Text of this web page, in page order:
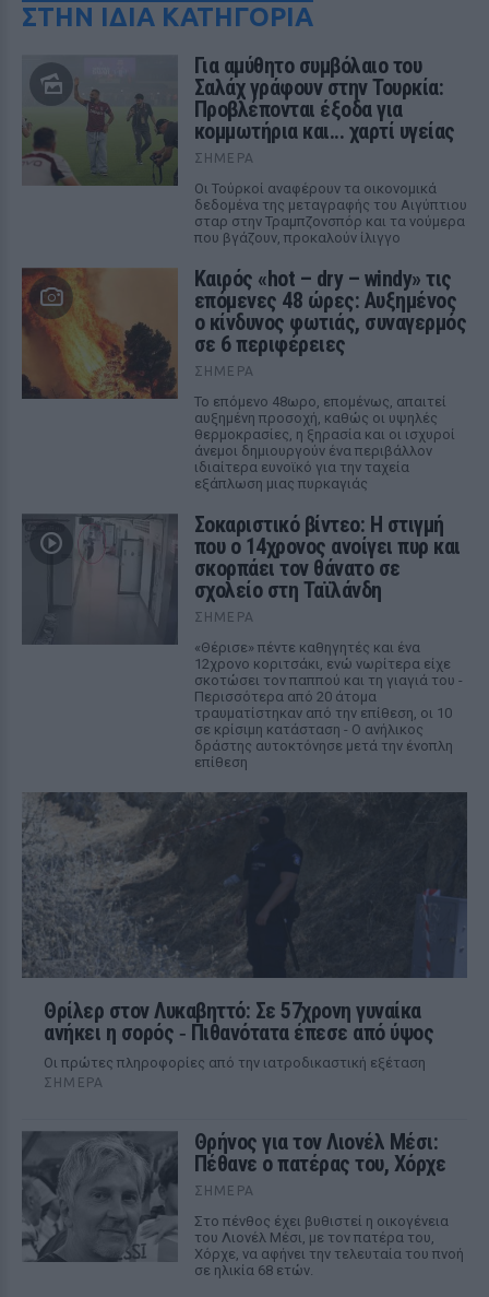
ΣΤΗΝ ΙΔΙΑ ΚΑΤΗΓΟΡΙΑ
Για αμύθητο συμβόλαιο του
Σαλάχ γράφουν στην Τουρκία:
Προβλέπονται έξοδα για
κομμωτήρια και... χαρτί υγείας
ΣΉΜΕΡΑ
Οι Τούρκοί αναφέρουν τα οικονομικά
δεδομένα της μεταγραφής του Αιγύπτιου
σταρ στην Τραμπζονσπόρ και τα νούμερα
που βγάζουν, προκαλούν ίλιγγο
Καιρός «hot – dry – windy» τις
επόμενες 48 ώρες: Αυξημένος
ο κίνδυνος φωτιάς, συναγερμός
σε 6 περιφέρειες
ΣΉΜΕΡΑ
Το επόμενο 48ωρο, επομένως, απαιτεί
αυξημένη προσοχή, καθώς οι υψηλές
θερμοκρασίες, η ξηρασία και οι ισχυροί
άνεμοι δημιουργούν ένα περιβάλλον
ιδιαίτερα ευνοϊκό για την ταχεία
εξάπλωση μιας πυρκαγιάς
Σοκαριστικό βίντεο: Η στιγμή
που ο 14χρονος ανοίγει πυρ και
σκορπάει τον θάνατο σε
σχολείο στη Ταϊλάνδη
ΣΉΜΕΡΑ
«Θέρισε» πέντε καθηγητές και ένα
12χρονο κοριτσάκι, ενώ νωρίτερα είχε
σκοτώσει τον παππού και τη γιαγιά του -
Περισσότερα από 20 άτομα
τραυματίστηκαν από την επίθεση, οι 10
σε κρίσιμη κατάσταση - Ο ανήλικος
δράστης αυτοκτόνησε μετά την ένοπλη
επίθεση
Θρίλερ στον Λυκαβηττό: Σε 57χρονη γυναίκα
ανήκει η σορός ‑ Πιθανότατα έπεσε από ύψος
Οι πρώτες πληροφορίες από την ιατροδικαστική εξέταση
ΣΉΜΕΡΑ
Θρήνος για τον Λιονέλ Μέσι:
Πέθανε ο πατέρας του, Χόρχε
ΣΉΜΕΡΑ
Στο πένθος έχει βυθιστεί η οικογένεια
του Λιονέλ Μέσι, με τον πατέρα του,
Χόρχε, να αφήνει την τελευταία του πνοή
σε ηλικία 68 ετών.